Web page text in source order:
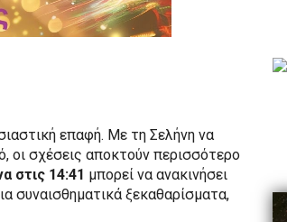
επαφή. Με τη Σελήνη να
οι σχέσεις αποκτούν περισσότερο
στις 14:41 μπορεί να ανακινήσει
συναισθηματικά ξεκαθαρίσματα,